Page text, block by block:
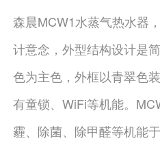
森晨MCW1水蒸气热水器
计意念，外型结构设计是
色为主色，外框以青翠色
有童锁、WiFi等机能。
霾、除菌、除甲醛等机能